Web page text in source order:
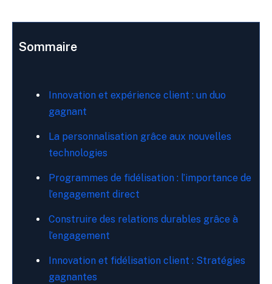
Sommaire
Innovation et expérience client : un duo
gagnant
La personnalisation grâce aux nouvelles
technologies
Programmes de fidélisation : l’importance de
l’engagement direct
Construire des relations durables grâce à
l’engagement
Innovation et fidélisation client : Stratégies
gagnantes